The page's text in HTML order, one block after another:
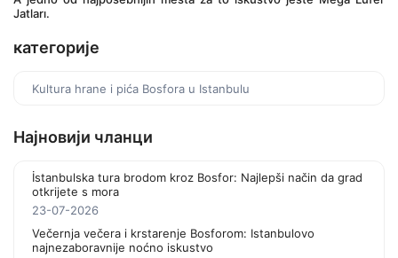
Jatları.
категорије
Kultura hrane i pića Bosfora u Istanbulu
Најновији чланци
İstanbulska tura brodom kroz Bosfor: Najlepši način da grad
otkrijete s mora
23-07-2026
Večernja večera i krstarenje Bosforom: Istanbulovo
najnezaboravnije noćno iskustvo